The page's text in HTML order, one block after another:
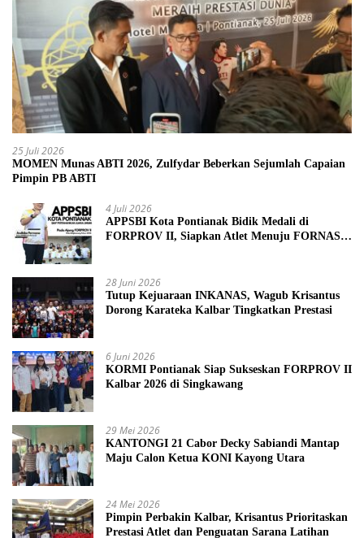
25 Juli 2026
MOMEN Munas ABTI 2026, Zulfydar Beberkan Sejumlah Capaian
Pimpin PB ABTI
4 Juli 2026
APPSBI Kota Pontianak Bidik Medali di
FORPROV II, Siapkan Atlet Menuju FORNAS
28 Juni 2026
Tutup Kejuaraan INKANAS, Wagub Krisantus
Dorong Karateka Kalbar Tingkatkan Prestasi
6 Juni 2026
KORMI Pontianak Siap Sukseskan FORPROV II
Kalbar 2026 di Singkawang
29 Mei 2026
KANTONGI 21 Cabor Decky Sabiandi Mantap
Maju Calon Ketua KONI Kayong Utara
24 Mei 2026
Pimpin Perbakin Kalbar, Krisantus Prioritaskan
Prestasi Atlet dan Penguatan Sarana Latihan